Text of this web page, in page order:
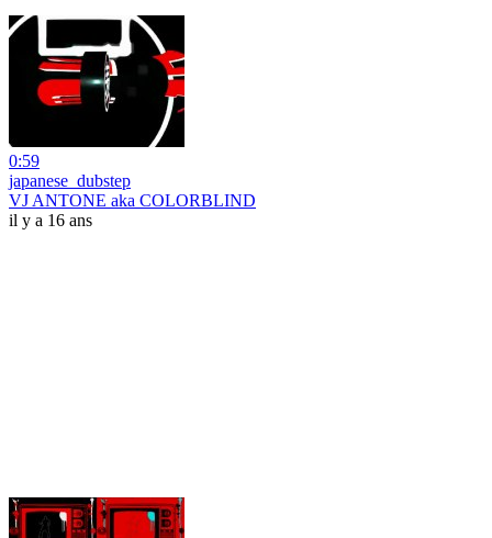
0:59
japanese_dubstep
VJ ANTONE aka COLORBLIND
il y a 16 ans